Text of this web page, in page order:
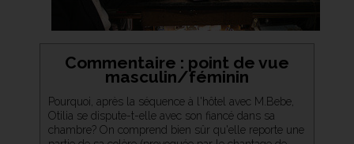
Commentaire : point de vue
masculin/féminin
Pourquoi, après la séquence à l'hôtel avec M.Bebe,
Otilia se dispute-t-elle avec son fiancé dans sa
chambre? On comprend bien sûr qu'elle reporte une